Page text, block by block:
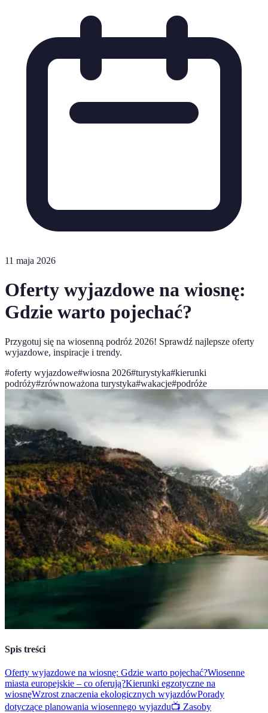
11 maja 2026
Oferty wyjazdowe na wiosnę:
Gdzie warto pojechać?
Przygotuj się na wiosenną podróż 2026! Sprawdź najlepsze oferty
wyjazdowe, inspiracje i trendy.
#oferty wyjazdowe#wiosna 2026#turystyka#kierunki
podróży#zrównoważona turystyka#wakacje#podróże
Spis treści
Oferty wyjazdowe na wiosnę: Gdzie warto pojechać?Wiosenne
miasta europejskie – co oferują?Kierunki egzotyczne na
wiosnęWzrost znaczenia ekologicznych wyjazdówPorady
dotyczące planowania wiosennego wyjazdu📺 Zasoby